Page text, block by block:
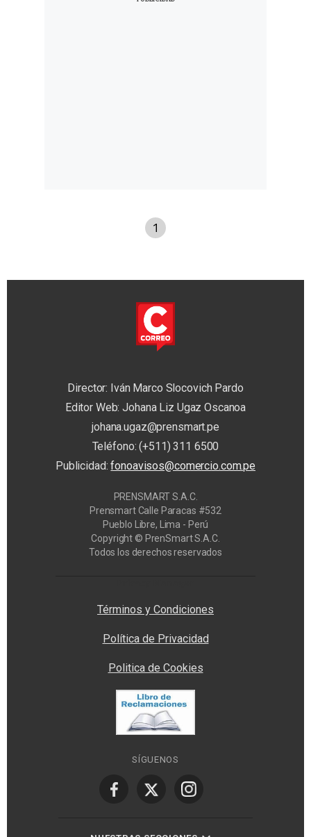
1
Director: Iván Marco Slocovich Pardo
Editor Web: Johana Liz Ugaz Oscanoa
johana.ugaz@prensmart.pe
Teléfono: (+511) 311 6500
Publicidad:fonoavisos@comercio.com.pe
PRENSMART S.A.C.
Prensmart Calle Paracas #532
Pueblo Libre, Lima - Perú
Copyright © PrenSmart S.A.C.
Todos los derechos reservados
Términos y Condiciones
Política de Privacidad
Politica de Cookies
SÍGUENOS